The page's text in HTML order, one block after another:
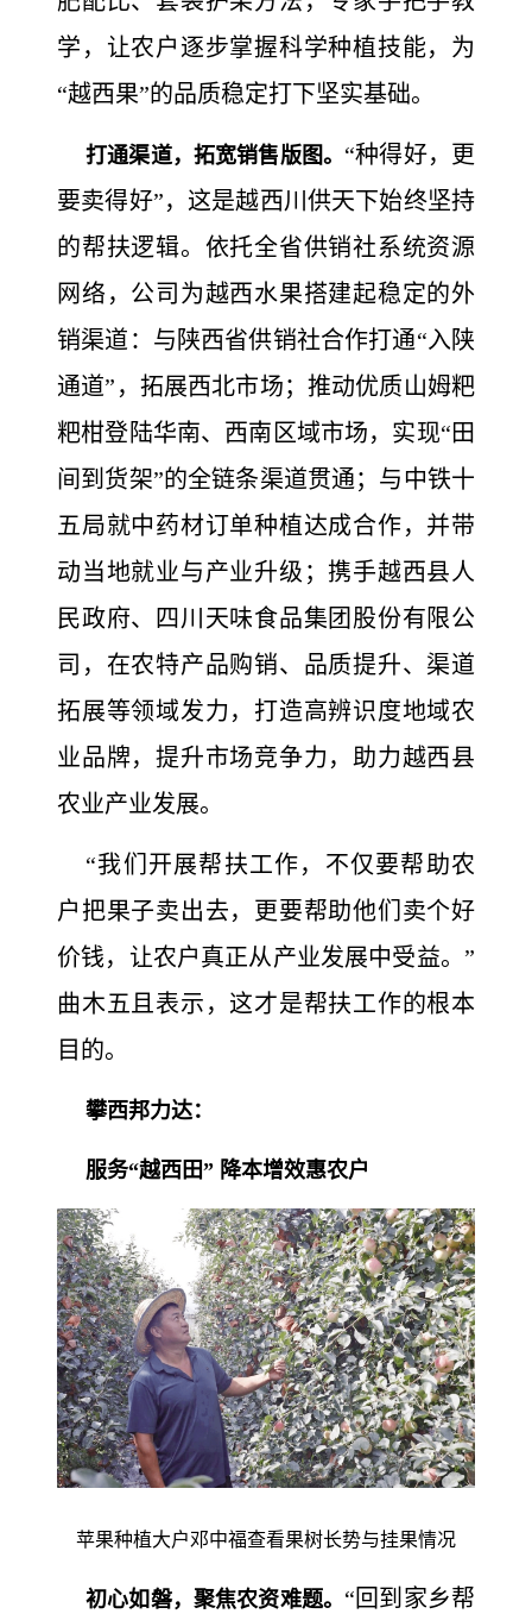
学，让农户逐步掌握科学种植技能，为
“越西果”的品质稳定打下坚实基础。
打通渠道，拓宽销售版图。 “种得好，更
要卖得好”，这是越西川供天下始终坚持
的帮扶逻辑。依托全省供销社系统资源
网络，公司为越西水果搭建起稳定的外
销渠道：与陕西省供销社合作打通“入陕
通道”，拓展西北市场；推动优质山姆粑
粑柑登陆华南、西南区域市场，实现“田
间到货架”的全链条渠道贯通；与中铁十
五局就中药材订单种植达成合作，并带
动当地就业与产业升级；携手越西县人
民政府、四川天味食品集团股份有限公
司，在农特产品购销、品质提升、渠道
拓展等领域发力，打造高辨识度地域农
业品牌，提升市场竞争力，助力越西县
农业产业发展。
“我们开展帮扶工作，不仅要帮助农
户把果子卖出去，更要帮助他们卖个好
价钱，让农户真正从产业发展中受益。”
曲木五且表示，这才是帮扶工作的根本
目的。
攀西邦力达：
服务“越西田” 降本增效惠农户
苹果种植大户邓中福查看果树长势与挂果情况
初心如磐，聚焦农资难题。 “回到家乡帮